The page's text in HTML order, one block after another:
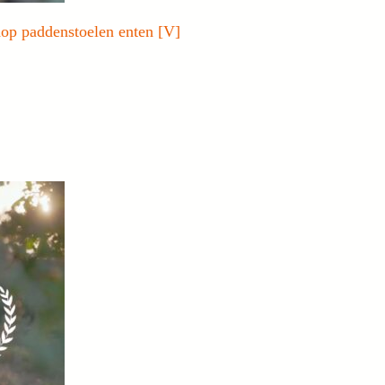
paddenstoelen enten [V]